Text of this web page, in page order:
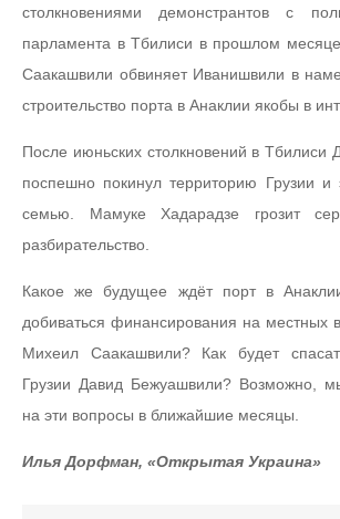
столкновениями демонстрантов с
парламента в Тбилиси в прошлом
Саакашвили обвиняет Иванишвили в
строительство порта в Анаклии якобы в
После июньских столкновений в Тбилиси
поспешно покинул территорию Грузии и
семью. Мамуке Хадарадзе грозит
разбирательство.
Какое же будущее ждёт порт в
добиваться финансирования на местных
Михеил Саакашвили? Как будет
Грузии Давид Бежуашвили? Возможно,
на эти вопросы в ближайшие месяцы.
Илья Дорфман, «Открытая Украина»